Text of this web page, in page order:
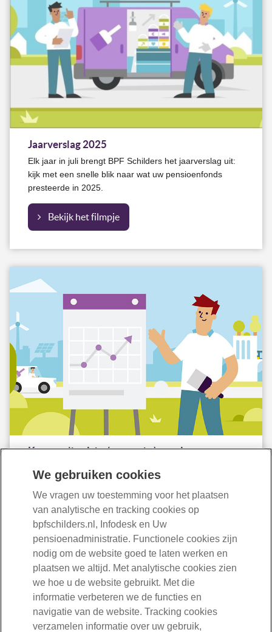
Jaarverslag 2025
Elk jaar in juli brengt BPF Schilders het jaarverslag uit:
kijk met een snelle blik naar wat uw pensioenfonds
presteerde in 2025.
Bekijk het filmpje
Kwartaalbericht (verwacht) pensioen
Lees hoe uw (verwachte) pensioen meebeweegt met de
beleggingsresultaten en de rente.
Lees meer
We gebruiken cookies
We vragen uw toestemming voor het plaatsen
van analytische en tracking cookies op
bpfschilders.nl, Infodesk en Uw
pensioenadministratie. Functionele cookies zijn
nodig om de website goed te laten werken en
plaatsen we altijd. Met analytische cookies zien
we hoe u de website gebruikt. Met die
informatie verbeteren we de functies en
navigatie van de website. Tracking cookies
verzamelen informatie over uw gebruik,